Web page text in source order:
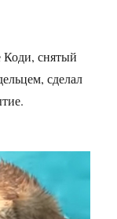
Коди, снятый
сделал